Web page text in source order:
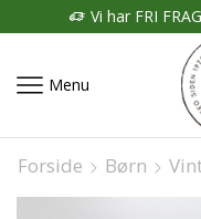
Vi har FRI
Menu
Forside Børn